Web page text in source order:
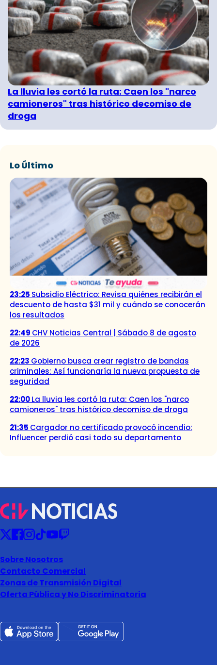
La lluvia les cortó la ruta: Caen los "narco
camioneros" tras histórico decomiso de
droga
Lo Último
23:25 Subsidio Eléctrico: Revisa quiénes recibirán el
descuento de hasta $31 mil y cuándo se conocerán
los resultados
22:49 CHV Noticias Central | Sábado 8 de agosto
de 2026
22:23 Gobierno busca crear registro de bandas
criminales: Así funcionaría la nueva propuesta de
seguridad
22:00La lluvia les cortó la ruta: Caen los "narco
camioneros" tras histórico decomiso de droga
21:35 Cargador no certificado provocó incendio:
Influencer perdió casi todo su departamento
Sobre Nosotros
Contacto Comercial
Zonas de Transmisión Digital
Oferta Pública y No Discriminatoria